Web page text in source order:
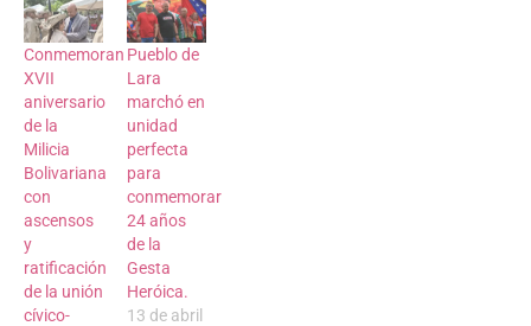
Conmemoran
XVII
aniversario
de la
Milicia
Bolivariana
con
ascensos
y
ratificación
de la unión
cívico-
Pueblo de
Lara
marchó en
unidad
perfecta
para
conmemorar
24 años
de la
Gesta
Heróica.
13 de abril